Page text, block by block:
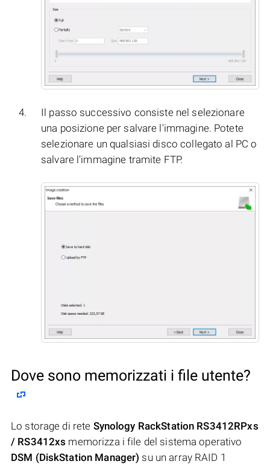
Il passo successivo consiste nel selezionare
una posizione per salvare l'immagine. Potete
selezionare un qualsiasi disco collegato al PC o
salvare l'immagine tramite FTP.
Dove sono memorizzati i file utente?
Lo storage di rete Synology RackStation RS3412RPxs
/ RS3412xs memorizza i file del sistema operativo
DSM (DiskStation Manager) su un array RAID 1